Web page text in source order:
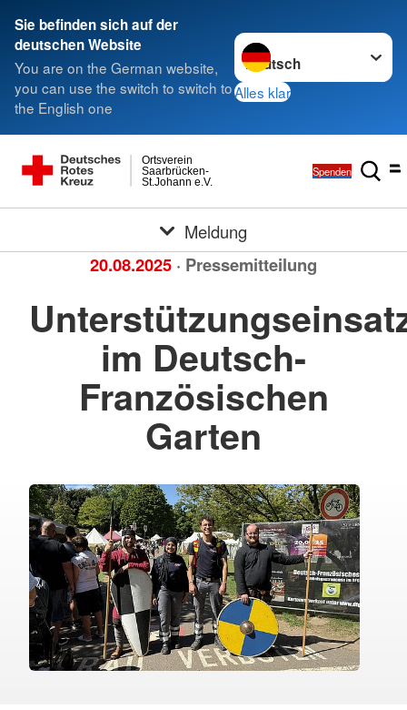
Sie befinden sich auf der
deutschen Website
You are on the German website,
you can use the switch to switch to
the English one
Sprache wechseln zu
Alles klar
St.Johann e.V.
Saarbrücken-
Ortsverein
Spenden
Meldung
20.08.2025 · Pressemitteilung
im Deutsch-
Französischen
Garten